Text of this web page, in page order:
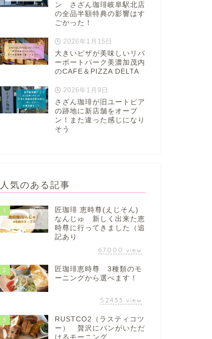
ン さざん珈琲岐阜駅北店
の全品半額特典の影響はす
ごかった！
2026年1月15日
大きいピザが美味しいリバ
ーポートパーク美濃加茂内
のCAFE＆PIZZA DELTA
2026年1月9日
さざん珈琲が旧ユートピア
の跡地に新店舗をオープ
ン！また違った感じになり
そう
人気のある記事
1
匠珈琲 恵時尊(えじそん)
なんじゅ 新しく出来た恵
時尊に行ってきました（追
記あり
67000 view
2
匠珈琲恵時尊 3種類のモ
ーニングから選べます！
52433 view
3
RUSTCO2（ラスティコツ
ー） 贅沢にパンがいただ
けるモーニング